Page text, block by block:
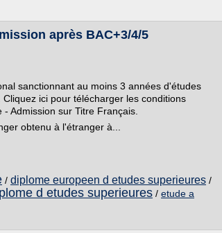
après BAC+3/4/5
sanctionnant au moins 3 années d'études
ici pour télécharger les conditions
Admission sur Titre Français.
obtenu à l'étranger à...
/ diplome europeen d etudes superieures /
d etudes superieures / etude a